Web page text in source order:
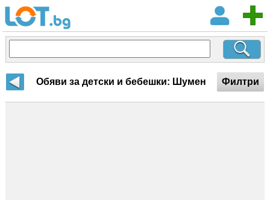
Обяви за детски и бебешки: Шумен Филтри